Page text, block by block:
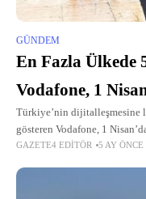
GÜNDEM
En Fazla Ülkede
Vodafone, 1
Türkiye’nin
gösteren Vodafone, 1
aralıksız devam ediyor.
GAZETE4 EDITÖR 5 AY ÖNCE